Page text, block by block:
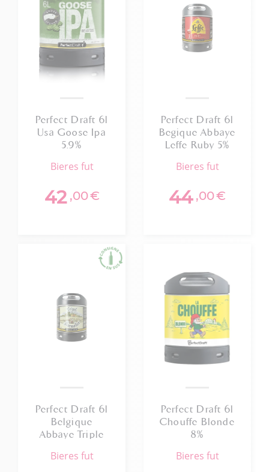
Perfect Draft 6l
Usa Goose Ipa
5.9%
bieres fut
42 ,00€
Perfect Draft 6l
Begique Abbaye
Leffe Ruby 5%
bieres fut
44 ,00€
Perfect Draft 6l
Belgique
Abbaye Triple
bieres fut
Perfect Draft 6l
Chouffe Blonde
8%
bieres fut